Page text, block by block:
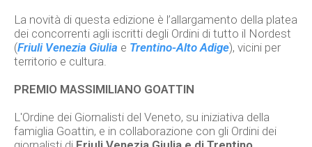
La novità di questa edizione è l’allargamento della platea
dei concorrenti agli iscritti degli Ordini di tutto il Nordest
(Friuli Venezia Giulia e Trentino-Alto Adige), vicini per
territorio e cultura.
PREMIO MASSIMILIANO GOATTIN
L'Ordine dei Giornalisti del Veneto, su iniziativa della
famiglia Goattin, e in collaborazione con gli Ordini dei